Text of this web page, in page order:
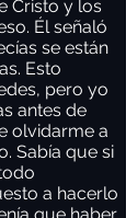
Cristo y los
Él señaló
se están
Esto
pero yo
antes de
olvidarme a
Sabía que si
a hacerlo